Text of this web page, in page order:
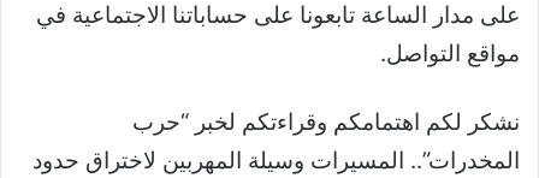
على مدار الساعة تابعونا على حساباتنا الاجتماعية في
مواقع التواصل.
نشكر لكم اهتمامكم وقراءتكم لخبر “حرب
المخدرات”.. المسيرات وسيلة المهربين لاختراق حدود